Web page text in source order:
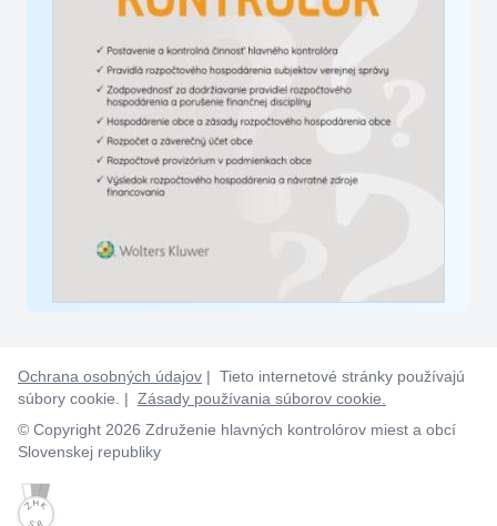
Ochrana osobných údajov | Tieto internetové stránky používajú
súbory cookie. | Zásady používania súborov cookie.
© Copyright 2026 Združenie hlavných kontrolórov miest a obcí
Slovenskej republiky